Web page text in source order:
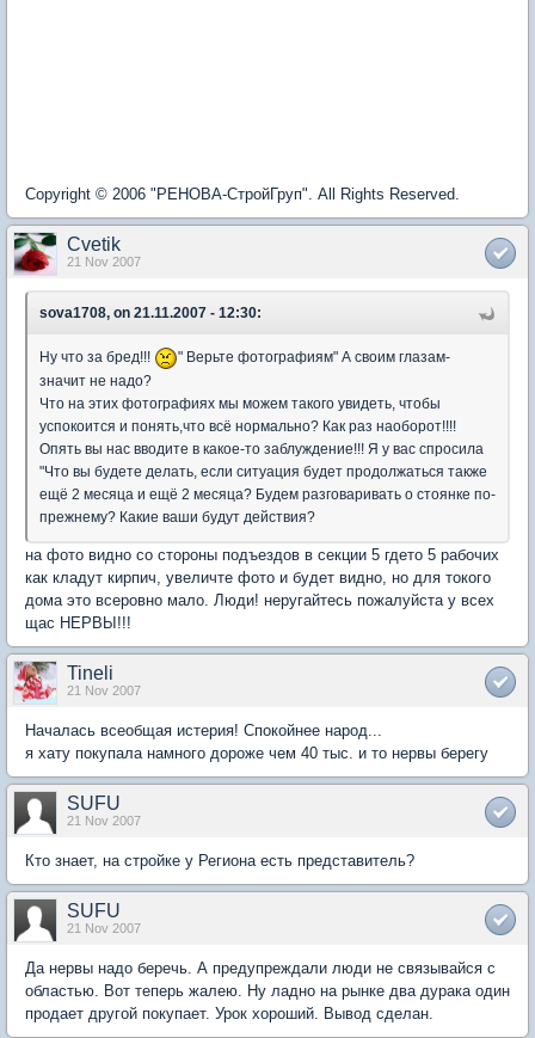
Copyright © 2006 "РЕНОВА-СтройГруп". All Rights Reserved.
Cvetik
21 Nov 2007
sova1708, on 21.11.2007 - 12:30:
Ну что за бред!!!
" Верьте фотографиям" А своим глазам-
значит не надо?
Что на этих фотографиях мы можем такого увидеть, чтобы
успокоится и понять,что всё нормально? Как раз наоборот!!!!
Опять вы нас вводите в какое-то заблуждение!!! Я у вас спросила
"Что вы будете делать, если ситуация будет продолжаться также
ещё 2 месяца и ещё 2 месяца? Будем разговаривать о стоянке по-
прежнему? Какие ваши будут действия?
на фото видно со стороны подъездов в секции 5 гдето 5 рабочих
как кладут кирпич, увеличте фото и будет видно, но для токого
дома это всеровно мало. Люди! неругайтесь пожалуйста у всех
щас НЕРВЫ!!!
Tineli
21 Nov 2007
Началась всеобщая истерия! Спокойнее народ...
я хату покупала намного дороже чем 40 тыс. и то нервы берегу
SUFU
21 Nov 2007
Кто знает, на стройке у Региона есть представитель?
SUFU
21 Nov 2007
Да нервы надо беречь. А предупреждали люди не связывайся с
областью. Вот теперь жалею. Ну ладно на рынке два дурака один
продает другой покупает. Урок хороший. Вывод сделан.